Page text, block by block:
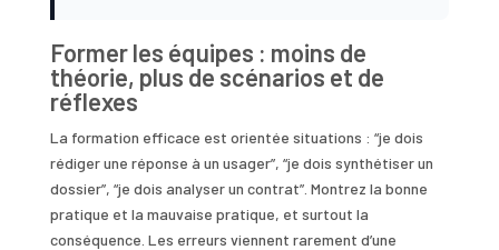
Former les équipes : moins de
théorie, plus de scénarios et de
réflexes
La formation efficace est orientée situations : “je dois
rédiger une réponse à un usager”, “je dois synthétiser un
dossier”, “je dois analyser un contrat”. Montrez la bonne
pratique et la mauvaise pratique, et surtout la
conséquence. Les erreurs viennent rarement d’une